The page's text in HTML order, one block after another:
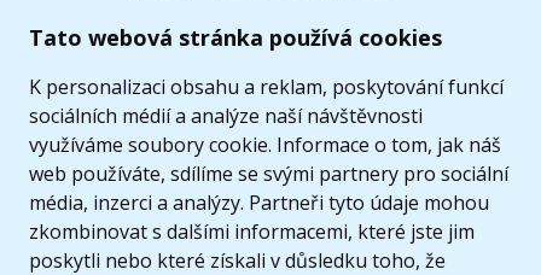
Tato webová stránka používá cookies
K personalizaci obsahu a reklam, poskytování funkcí
sociálních médií a analýze naší návštěvnosti
využíváme soubory cookie. Informace o tom, jak náš
web používáte, sdílíme se svými partnery pro sociální
média, inzerci a analýzy. Partneři tyto údaje mohou
zkombinovat s dalšími informacemi, které jste jim
poskytli nebo které získali v důsledku toho, že